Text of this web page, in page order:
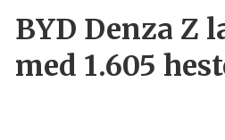
BYD Denza Z
med 1.605